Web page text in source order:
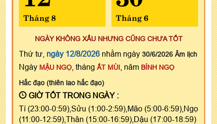
Tháng 8 Tháng 6
NGÀY KHÔNG XẤU NHƯNG CŨNG CHƯA TỐT
Thứ tư, ngày 12/8/2026 nhằm ngày 30/6/2026 Âm lịch
Ngày MẬU NGỌ , tháng ẤT MÙI , năm BÍNH NGỌ
Hắc đạo (thiên lao hắc đạo)
GIỜ TỐT TRONG NGÀY :
Tí (23:00-0:59),Sửu (1:00-2:59),Mão (5:00-6:59),Ngọ
(11:00-12:59),Thân (15:00-16:59),Dậu (17:00-18:59)